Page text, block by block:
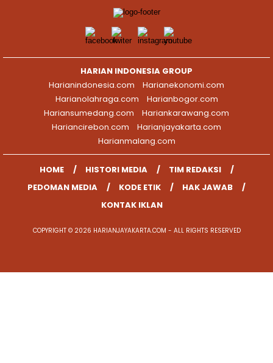
HARIAN INDONESIA GROUP
Harianindonesia.com
Harianekonomi.com
Harianolahraga.com
Harianbogor.com
Hariansumedang.com
Hariankarawang.com
Hariancirebon.com
Harianjayakarta.com
Harianmalang.com
HOME HISTORI MEDIA
TIM REDAKSI
PEDOMAN MEDIA
KODE ETIK
HAK JAWAB
KONTAK IKLAN
COPYRIGHT © 2026 HARIANJAYAKARTA.COM - ALL RIGHTS RESERVED